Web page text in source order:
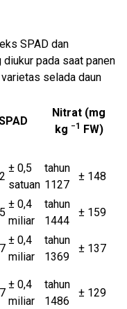
SPAD dan
diukur pada saat panen
selada daun
Nitrat (mg
kg −1
FW)
± 0,5
satuan
tahun
1127
± 148
± 0,4
miliar
tahun
1444
± 159
± 0,4
miliar
tahun
1369
± 137
± 0,4
miliar
tahun
1486
± 129